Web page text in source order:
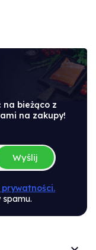
na bieżąco z
na zakupy!
Wyślij
spamu.